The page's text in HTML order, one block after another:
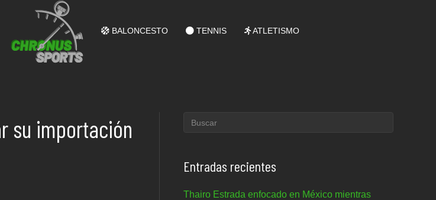
BALONCESTO TENNIS ATLETISMO
su importación
Entradas recientes
Thairo Estrada enfocado en México mientras